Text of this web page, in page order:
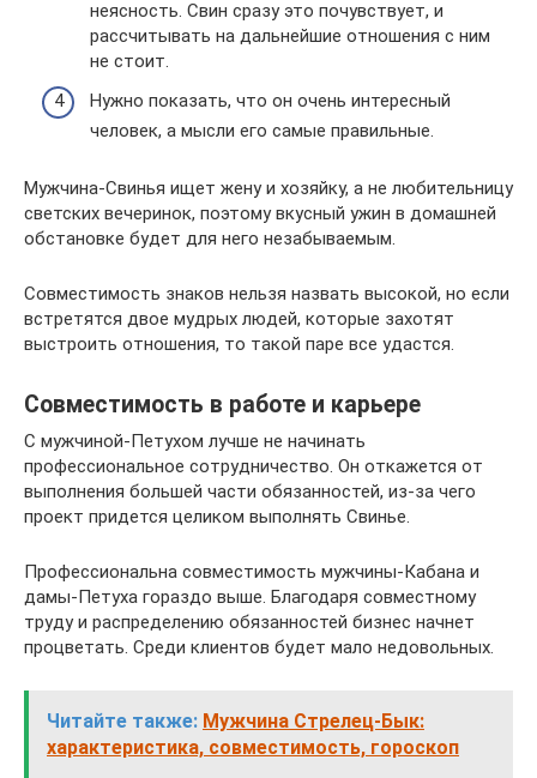
неясность. Свин сразу это почувствует, и
рассчитывать на дальнейшие отношения с ним
не стоит.
Нужно показать, что он очень интересный
человек, а мысли его самые правильные.
Мужчина-Свинья ищет жену и хозяйку, а не любительницу
светских вечеринок, поэтому вкусный ужин в домашней
обстановке будет для него незабываемым.
Совместимость знаков нельзя назвать высокой, но если
встретятся двое мудрых людей, которые захотят
выстроить отношения, то такой паре все удастся.
Совместимость в работе и карьере
С мужчиной-Петухом лучше не начинать
профессиональное сотрудничество. Он откажется от
выполнения большей части обязанностей, из-за чего
проект придется целиком выполнять Свинье.
Профессиональна совместимость мужчины-Кабана и
дамы-Петуха гораздо выше. Благодаря совместному
труду и распределению обязанностей бизнес начнет
процветать. Среди клиентов будет мало недовольных.
Читайте также: Мужчина Стрелец-Бык:
характеристика, совместимость, гороскоп